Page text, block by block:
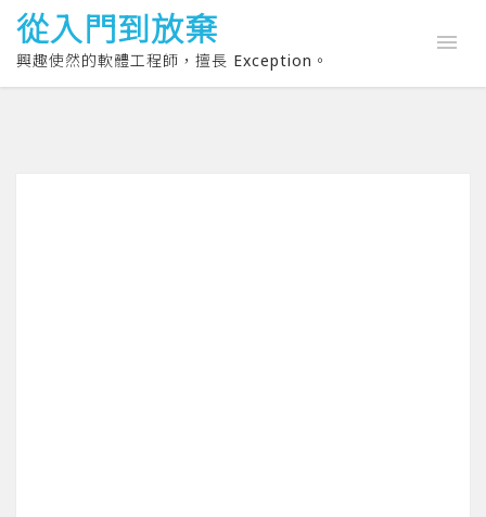
從入門到放棄
興趣使然的軟體工程師，擅長 Exception。